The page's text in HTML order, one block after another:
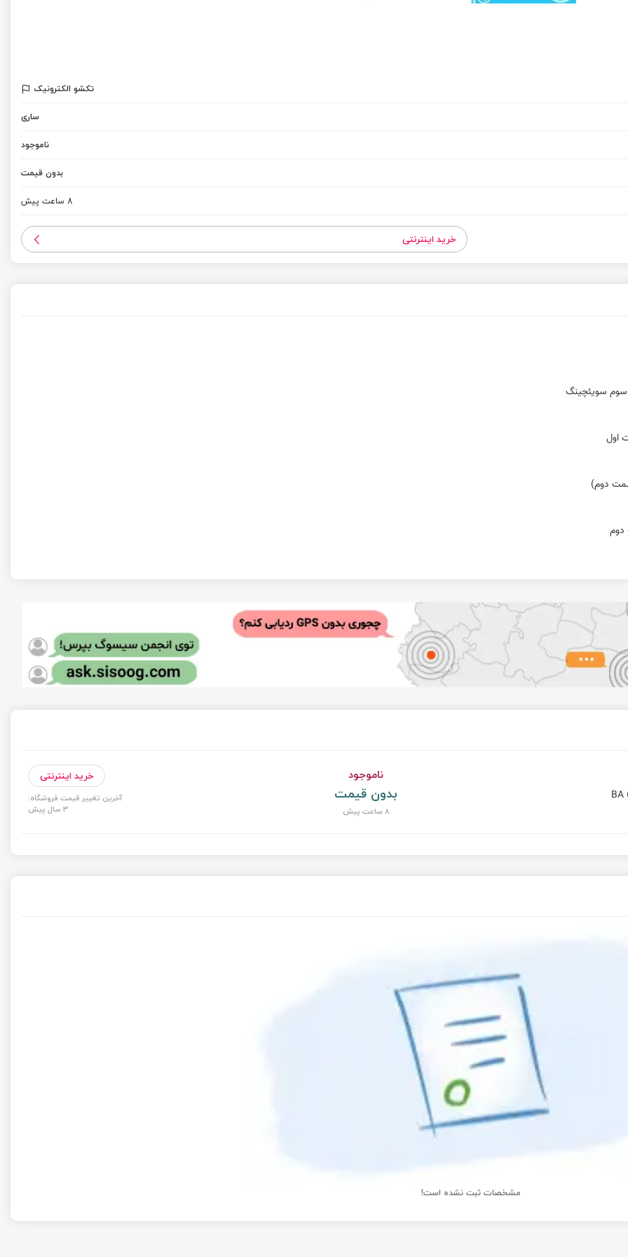
تکشو الکترونیک
ساری
ناموجود
بدون قیمت
8 ساعت پیش
خرید اینترنتی
BA
ناموجود
بدون قیمت
8 ساعت پیش
خرید اینترنتی
آخرین تغییر قیمت فروشگاه:
3 سال پیش
مشخصات ثبت نشده است!